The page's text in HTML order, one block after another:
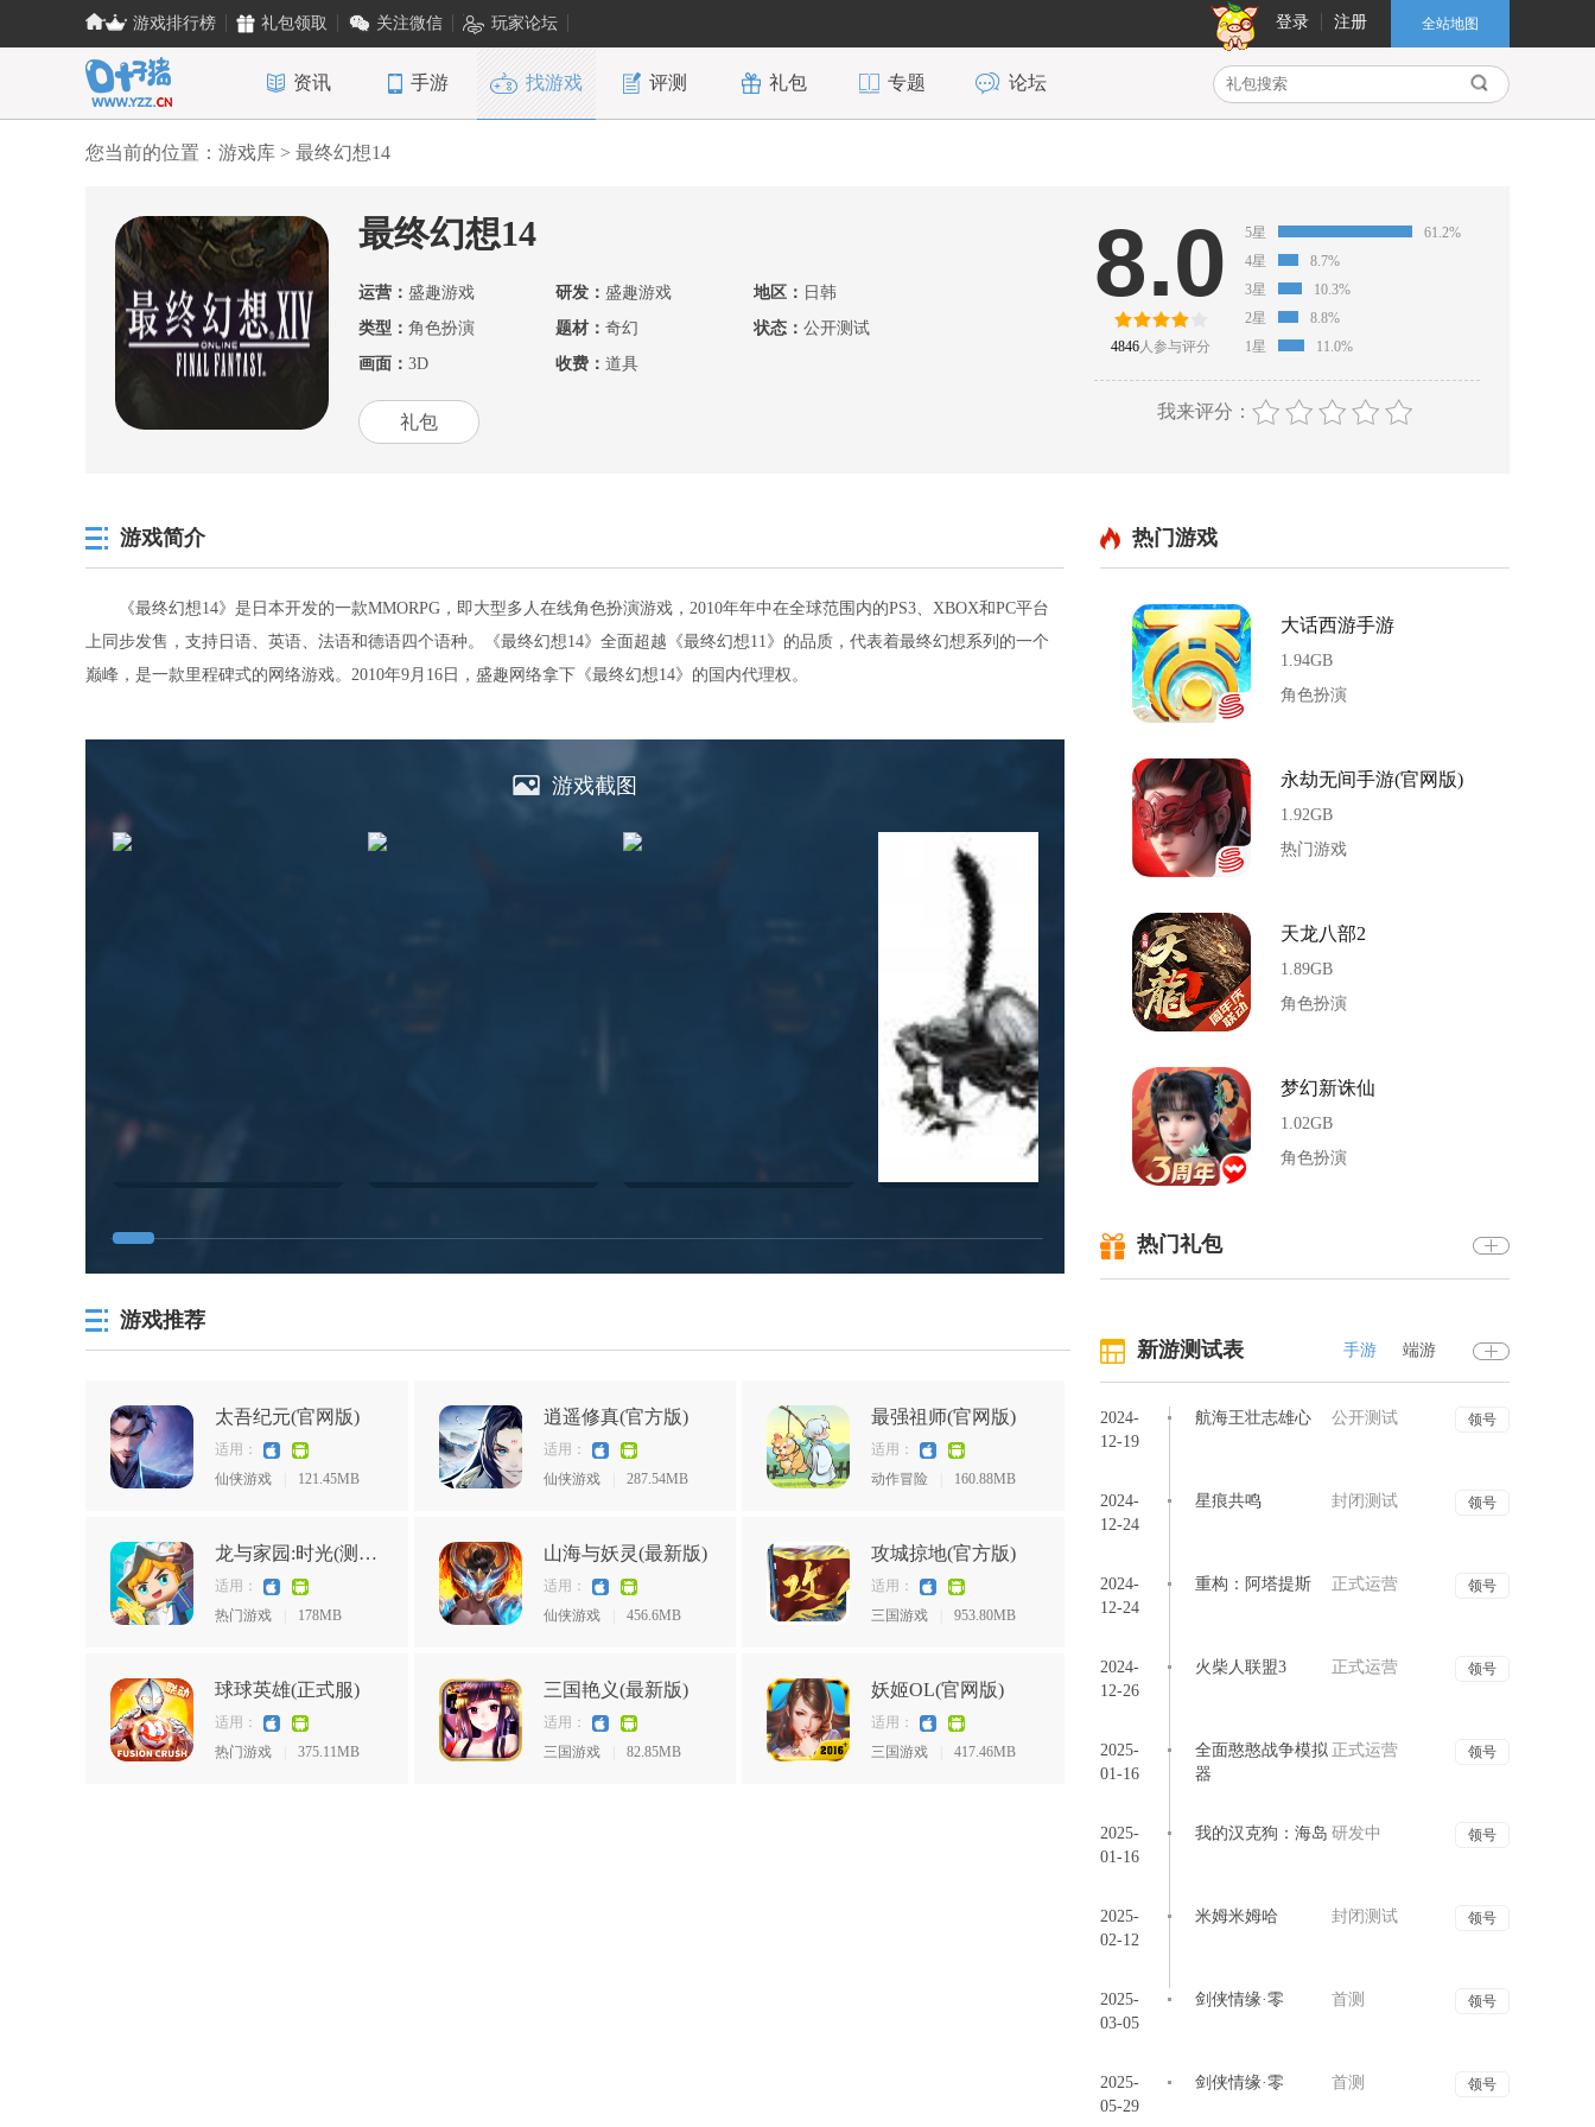
游戏排行榜 礼包领取 关注微信 玩家论坛 登录 注册 全站地图
资讯 手游 找游戏 评测 礼包 专题 论坛
您当前的位置： 游戏库 > 最终幻想14
8.0
4846人参与评分
5星
61.2%
4星
8.7%
3星
10.3%
2星
8.8%
1星
11.0%
我来评分：
最终幻想14
运营： 盛趣游戏 研发： 盛趣游戏 地区： 日韩
类型： 角色扮演 题材： 奇幻 状态： 公开测试
画面： 3D 收费： 道具
礼包
游戏简介
《最终幻想14》是日本开发的一款MMORPG，即大型多人在线角色扮演游戏，2010年年中在全球范围内的PS3、XBOX和PC平台
上同步发售，支持日语、英语、法语和德语四个语种。《最终幻想14》全面超越《最终幻想11》的品质，代表着最终幻想系列的一个
巅峰，是一款里程碑式的网络游戏。2010年9月16日，盛趣网络拿下《最终幻想14》的国内代理权。
游戏截图
游戏推荐
太吾纪元(官网版)
适用：
仙侠游戏
121.45MB
逍遥修真(官方版)
适用：
仙侠游戏
287.54MB
最强祖师(官网版)
适用：
动作冒险
160.88MB
龙与家园:时光(测试服)
适用：
热门游戏
178MB
山海与妖灵(最新版)
适用：
仙侠游戏
456.6MB
攻城掠地(官方版)
适用：
三国游戏
953.80MB
球球英雄(正式服)
适用：
热门游戏
375.11MB
三国艳义(最新版)
适用：
三国游戏
82.85MB
妖姬OL(官网版)
适用：
三国游戏
417.46MB
热门游戏
大话西游手游
1.94GB
角色扮演
永劫无间手游(官网版)
1.92GB
热门游戏
天龙八部2
1.89GB
角色扮演
梦幻新诛仙
1.02GB
角色扮演
787.07MB
1.71GB
857.19MB
热门礼包
手游 端游
新游测试表
2024-
12-19
航海王壮志雄心 公开测试 领号
2024-
12-24
星痕共鸣 封闭测试 领号
2024-
12-24
重构：阿塔提斯 正式运营 领号
2024-
12-26
火柴人联盟3 正式运营 领号
2025-
01-16
全面憨憨战争模拟
器
正式运营 领号
2025-
01-16
我的汉克狗：海岛 研发中 领号
2025-
02-12
米姆米姆哈 封闭测试 领号
2025-
03-05
剑侠情缘·零 首测 领号
2025-
05-29
剑侠情缘·零 首测 领号